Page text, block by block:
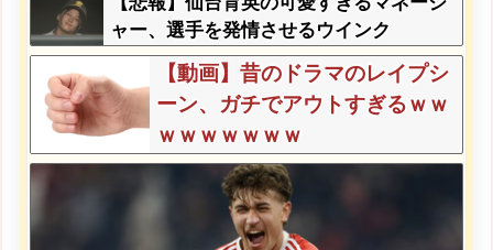
ャー、選手を発情させるウインク
【動画】昔のドラマのレイプシ
ーン、ガチでアウトすぎるｗｗ
ｗｗｗｗｗｗｗ